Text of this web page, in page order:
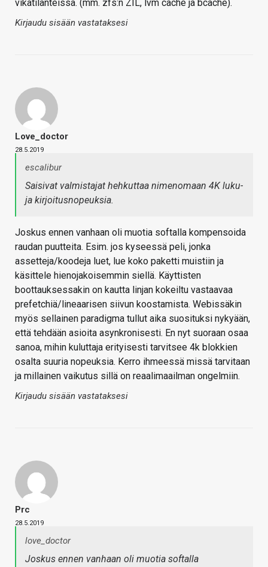
vikatilanteissa. (mm. zfs:n ZIL, lvm cache ja bcache).
Kirjaudu sisään vastataksesi
Love_doctor
28.5.2019
escalibur
Saisivat valmistajat hehkuttaa nimenomaan 4K luku-
ja kirjoitusnopeuksia.
Joskus ennen vanhaan oli muotia softalla kompensoida
raudan puutteita. Esim. jos kyseessä peli, jonka
assetteja/koodeja luet, lue koko paketti muistiin ja
käsittele hienojakoisemmin siellä. Käyttisten
boottauksessakin on kautta linjan kokeiltu vastaavaa
prefetchiä/lineaarisen siivun koostamista. Webissäkin
myös sellainen paradigma tullut aika suosituksi nykyään,
että tehdään asioita asynkronisesti. En nyt suoraan osaa
sanoa, mihin kuluttaja erityisesti tarvitsee 4k blokkien
osalta suuria nopeuksia. Kerro ihmeessä missä tarvitaan
ja millainen vaikutus sillä on reaalimaailman ongelmiin.
Kirjaudu sisään vastataksesi
Prc
28.5.2019
love_doctor
Joskus ennen vanhaan oli muotia softalla